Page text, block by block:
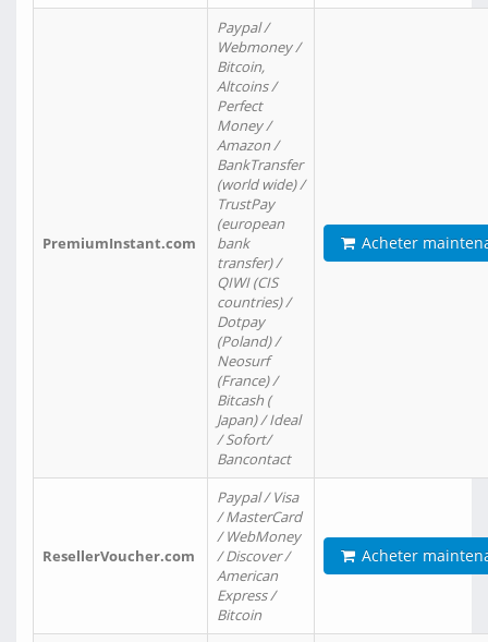
PremiumInstant.com
Paypal /
Webmoney /
Bitcoin,
Altcoins /
Perfect
Money /
Amazon /
BankTransfer
(world wide) /
TrustPay
(european
bank
transfer) /
QIWI (CIS
countries) /
Dotpay
(Poland) /
Neosurf
(France) /
Bitcash (
Japan) / Ideal
/ Sofort/
Bancontact
Acheter
ResellerVoucher.com
Paypal / Visa
/ MasterCard
/ WebMoney
/ Discover /
American
Express /
Bitcoin
Acheter